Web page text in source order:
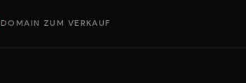
DOMAIN ZUM VERKAUF